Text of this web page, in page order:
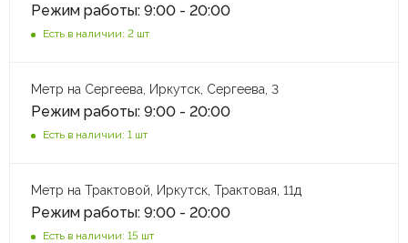
Режим работы: 9:00 - 20:00
Есть в наличии: 2 шт
Метр на Сергеева, Иркутск, Сергеева, 3
Режим работы: 9:00 - 20:00
Есть в наличии: 1 шт
Метр на Трактовой, Иркутск, Трактовая, 11д
Режим работы: 9:00 - 20:00
Есть в наличии: 15 шт